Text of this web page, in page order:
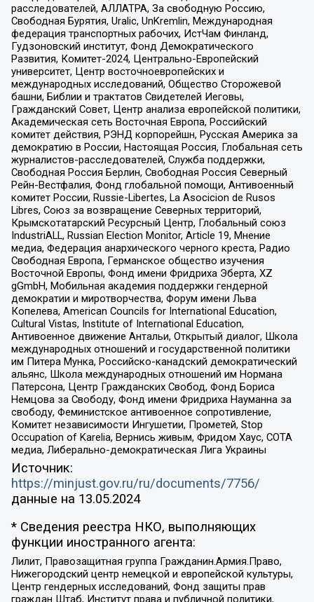
расследователей, АЛЛАТРА, За свободную Россию,
Свободная Бурятия, Uralic, UnKremlin, Международная
федерация транспортных рабочих, ИстЧам Финланд,
Гудзоновский институт, Фонд Демократического
Развития, Комитет-2024, Центрально-Европейский
университет, Центр восточноевропейских и
международных исследований, Общество Сторожевой
башни, Библии и трактатов Свидетелей Иеговы,
Гражданский Совет, Центр анализа европейской политики,
Академическая сеть Восточная Европа, Российский
комитет действия, РЭНД корпорейшн, Русская Америка за
демократию в России, Настоящая Россия, Глобальная сеть
журналистов-расследователей, Служба поддержки,
Свободная Россия Берлин, Свободная Россия Северный
Рейн-Вестфалия, Фонд глобальной помощи, Антивоенный
комитет России, Russie-Libertes, La Asocicion de Rusos
Libres, Союз за возвращение Северных территорий,
Крымскотатарский Ресурсный Центр, Глобальный союз
IndustriALL, Russian Election Monitor, Article 19, Мнение
медиа, Федерация анархического черного креста, Радио
Свободная Европа, Германское общество изучения
Восточной Европы, Фонд имени Фридриха Эберта, XZ
gGmbH, Мобильная академия поддержки гендерной
демократии и миротворчества, Форум имени Льва
Копелева, American Councils for International Education,
Cultural Vistas, Institute of International Education,
Антивоенное движение Антальи, Открытый диалог, Школа
международных отношений и государственной политики
им Питера Мунка, Российско-канадский демократический
альянс, Школа международных отношений им Нормана
Патерсона, Центр Гражданских Свобод, Фонд Бориса
Немцова за Свободу, Фонд имени Фридриха Науманна за
свободу, Феминистское антивоенное сопротивление,
Комитет независимости Ингушетии, Прометей, Stop
Occupation of Karelia, Вернись живым, Фридом Хаус, СОТА
медиа, Либерально-демократическая Лига Украины
Источник:
https://minjust.gov.ru/ru/documents/7756/
данные на 13.05.2024
* Сведения реестра НКО, выполняющих
функции иностранного агента:
Лилит, Правозащитная группа Гражданин.Армия.Право,
Нижегородский центр немецкой и европейской культуры,
Центр гендерных исследований, Фонд защиты прав